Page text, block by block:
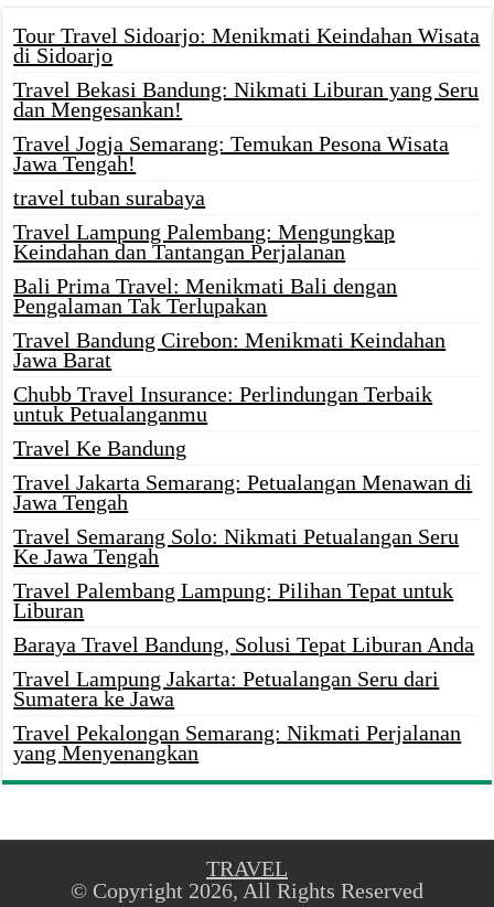
Tour Travel Sidoarjo: Menikmati Keindahan Wisata
di Sidoarjo
Travel Bekasi Bandung: Nikmati Liburan yang Seru
dan Mengesankan!
Travel Jogja Semarang: Temukan Pesona Wisata
Jawa Tengah!
travel tuban surabaya
Travel Lampung Palembang: Mengungkap
Keindahan dan Tantangan Perjalanan
Bali Prima Travel: Menikmati Bali dengan
Pengalaman Tak Terlupakan
Travel Bandung Cirebon: Menikmati Keindahan
Jawa Barat
Chubb Travel Insurance: Perlindungan Terbaik
untuk Petualanganmu
Travel Ke Bandung
Travel Jakarta Semarang: Petualangan Menawan di
Jawa Tengah
Travel Semarang Solo: Nikmati Petualangan Seru
Ke Jawa Tengah
Travel Palembang Lampung: Pilihan Tepat untuk
Liburan
Baraya Travel Bandung, Solusi Tepat Liburan Anda
Travel Lampung Jakarta: Petualangan Seru dari
Sumatera ke Jawa
Travel Pekalongan Semarang: Nikmati Perjalanan
yang Menyenangkan
TRAVEL
© Copyright 2026, All Rights Reserved